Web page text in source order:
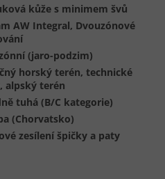
kůže s minimem švů
AW Integral, Dvouzónové
(jaro-podzim)
horský terén, technické
alpský terén
tuhá (B/C kategorie)
(Chorvatsko)
zesílení špičky a paty